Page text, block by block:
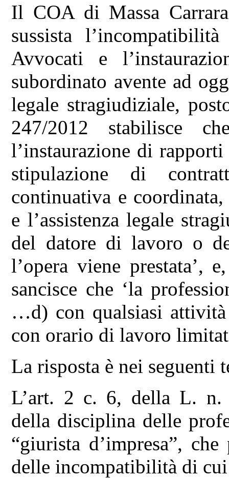
Il COA di Massa
sussista
Avvocati e
subordinato avente ad
legale stragiudiziale,
247/2012 stabilisce
l’instaurazione di
stipulazione di
continuativa e
e l’assistenza legale
del datore di lavoro o
l’opera viene prestata’,
sancisce che ‘la
…d) con qualsiasi
con orario di lavoro
La risposta è nei seguenti
L’art. 2 c. 6, della L. n.
della disciplina delle
“giurista d’impresa”,
delle incompatibilità di cui